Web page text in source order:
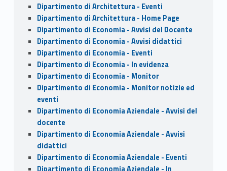
Dipartimento di Architettura - Eventi
Dipartimento di Architettura - Home Page
Dipartimento di Economia - Avvisi del Docente
Dipartimento di Economia - Avvisi didattici
Dipartimento di Economia - Eventi
Dipartimento di Economia - In evidenza
Dipartimento di Economia - Monitor
Dipartimento di Economia - Monitor notizie ed
eventi
Dipartimento di Economia Aziendale - Avvisi del
docente
Dipartimento di Economia Aziendale - Avvisi
didattici
Dipartimento di Economia Aziendale - Eventi